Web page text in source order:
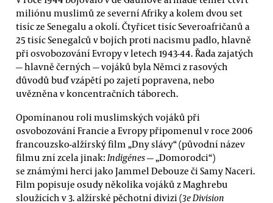
miliónu muslimů ze severní Afriky a kolem dvou set
tisíc ze Senegalu a okolí. Čtyřicet tisíc Severoafričanů a
25 tisíc Senegalců v bojích proti nacismu padlo, hlavně
při osvobozování Evropy v letech 1943-44. Řada zajatých
— hlavně černých — vojáků byla Němci z rasových
důvodů buď vzápětí po zajetí popravena, nebo
uvězněna v koncentračních táborech.
Opomínanou roli muslimských vojáků při
osvobozování Francie a Evropy připomenul v roce 2006
francouzsko-alžírský film „Dny slávy“ (původní název
filmu zní zcela jinak: Indigénes— „Domorodci“)
se známými herci jako Jammel Debouze či Samy Naceri.
Film popisuje osudy několika vojáků z Maghrebu
sloužících v 3. alžírské pěchotní divizi (3e Division